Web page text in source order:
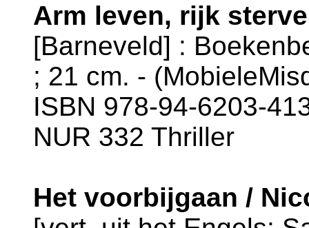
Arm leven, rijk
[Barneveld] :
; 21 cm. -
ISBN 978-94-6203-
NUR 332 Thriller
Het voorbijgaan /